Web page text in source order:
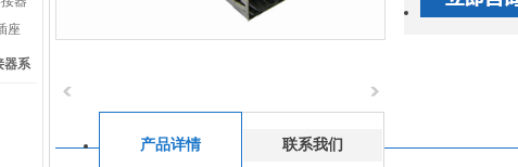
座
器系
产品详情 联系我们